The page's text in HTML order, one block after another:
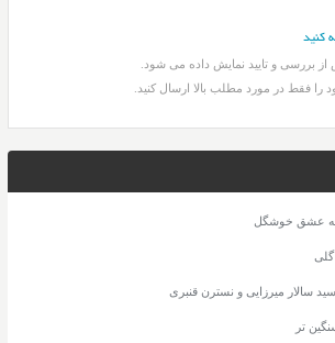
کنید
بررسی و تایید نمایش داده می شود.
را فقط در مورد مطلب بالا ارسال کنید.
یه عشق خوشگل
سالار میرزایی و نسترن قنبری
تر